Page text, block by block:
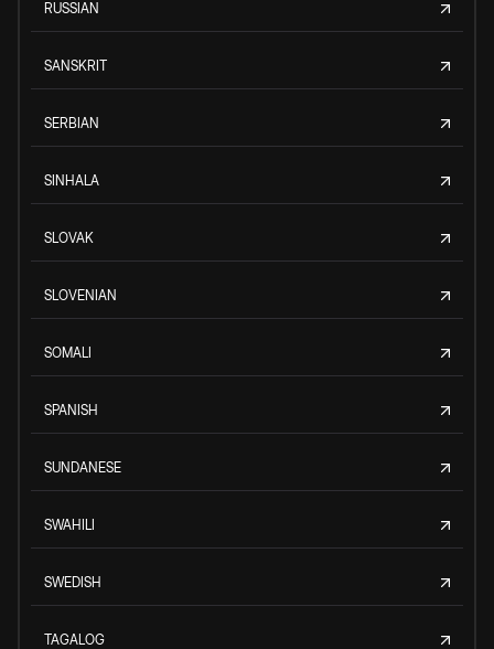
RUSSIAN
SANSKRIT
SERBIAN
SINHALA
SLOVAK
SLOVENIAN
SOMALI
SPANISH
SUNDANESE
SWAHILI
SWEDISH
TAGALOG